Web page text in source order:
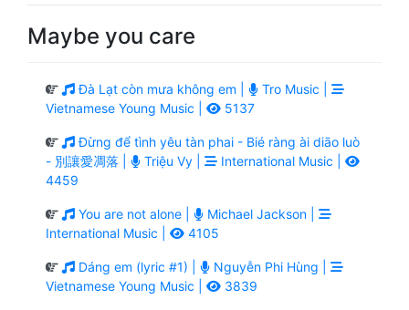
Maybe you care
Đà Lạt còn mưa không em |
Tro Music |
Vietnamese Young Music |
5137
Đừng để tình yêu tàn phai - Bié ràng ài diāo luò
- 別讓愛凋落 |
Triệu Vy |
International Music |
4459
You are not alone |
Michael Jackson |
International Music |
4105
Dáng em (lyric #1) |
Nguyễn Phi Hùng |
Vietnamese Young Music |
3839